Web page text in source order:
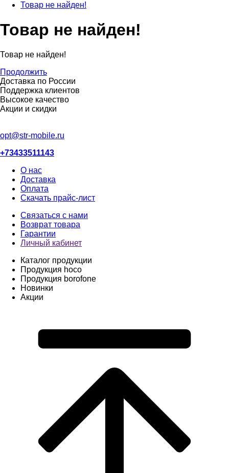
Товар не найден!
Товар не найден!
Товар не найден!
Продолжить
Доставка по России
Поддержка клиентов
Высокое качество
Акции и скидки
opt@str-mobile.ru
+73433511143
О нас
Доставка
Оплата
Скачать прайс-лист
Связаться с нами
Возврат товара
Гарантии
Личный кабинет
Каталог продукции
Продукция hoco
Продукция borofone
Новинки
Акции